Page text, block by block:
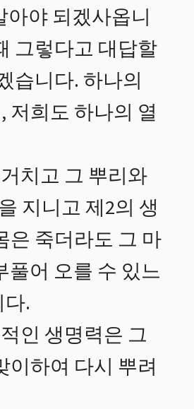
야 되겠사옵니
그렇다고 대답할
습니다. 하나의
저희도 하나의 열
치고 그 뿌리와
지니고 제2의 생
은 죽더라도 그 마
풀어 오를 수 있느
.
인 생명력은 그
이하여 다시 뿌려